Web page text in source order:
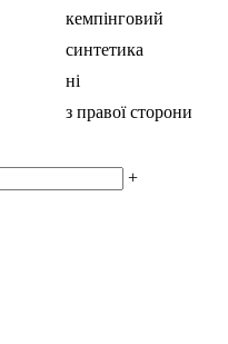
кемпінговий
синтетика
ні
з правої сторони
+